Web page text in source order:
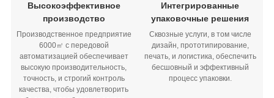
Высокоэффективное
производство
Производственное предприятие
6000㎡ с передовой
автоматизацией обеспечивает
высокую производительность,
точность, и строгий контроль
качества, чтобы удовлетворить
Интегрированные
упаковочные решения
Сквозные услуги, в том числе
дизайн, прототипирование,
печать, и логистика, обеспечить
бесшовный и эффективный
процесс упаковки.